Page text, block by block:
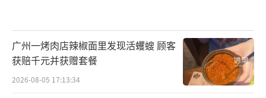
广州一烤肉店辣椒面里发现活蠼螋 顾客
获赔千元并获赠套餐
2026-08-05 17:13:34